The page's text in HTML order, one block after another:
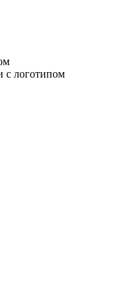
с логотипом